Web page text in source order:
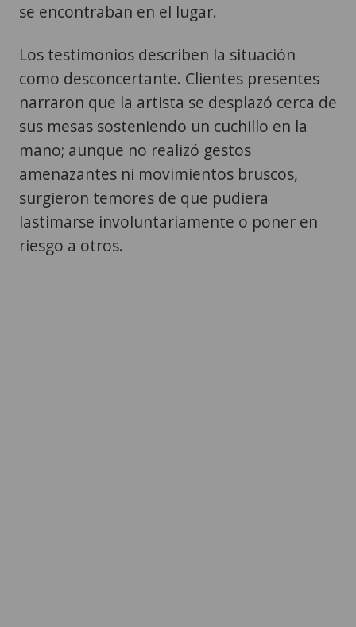
se encontraban en el lugar.
Los testimonios describen la situación
como desconcertante. Clientes presentes
narraron que la artista se desplazó cerca de
sus mesas sosteniendo un cuchillo en la
mano; aunque no realizó gestos
amenazantes ni movimientos bruscos,
surgieron temores de que pudiera
lastimarse involuntariamente o poner en
riesgo a otros.